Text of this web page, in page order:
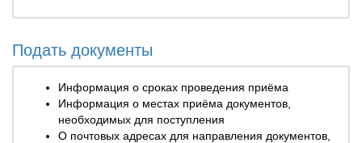
Подать документы
Информация о сроках проведения приёма
Информация о местах приёма документов,
необходимых для поступления
О почтовых адресах для направления документов,